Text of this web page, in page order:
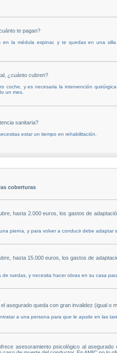
te pagan?
en la médula espinar, y te quedas en una
¿cuánto cubren?
coche, y es necesaria la intervención
un mes.
sanitaria?
estar un tiempo en rehabilitación.
coberturas
hasta 2.000 euros, los gastos de
pierna, y para volver a conducir debe adaptar
hasta 15.000 euros, los gastos de
de ruedas, y necesita hacer obras en su casa
asegurado queda con gran invalidez (igual o
a una persona para que le ayude en las
asesoramiento psicológico al